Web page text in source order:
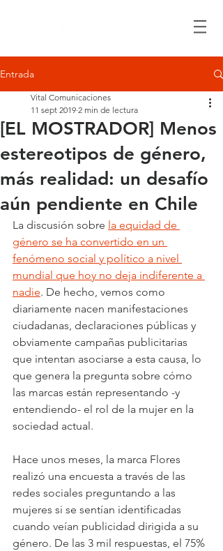
Entrada
[EL MOSTRADOR] Menos
estereotipos de género,
más realidad: un desafío
aún pendiente en Chile
Vital Comunicaciones
11 sept 2019 2 min de lectura
La discusión sobre la equidad de
género se ha convertido en un
fenómeno social y político a nivel
mundial que hoy no deja indiferente a
nadie. De hecho, vemos como
diariamente nacen manifestaciones
ciudadanas, declaraciones públicas y
obviamente campañas publicitarias
que intentan asociarse a esta causa, lo
que genera la pregunta sobre cómo
las marcas están representando -y
entendiendo- el rol de la mujer en la
sociedad actual.
Hace unos meses, la marca Flores
realizó una encuesta a través de las
redes sociales preguntando a las
mujeres si se sentían identificadas
cuando veían publicidad dirigida a su
género. De las 3 mil respuestas, el 75%